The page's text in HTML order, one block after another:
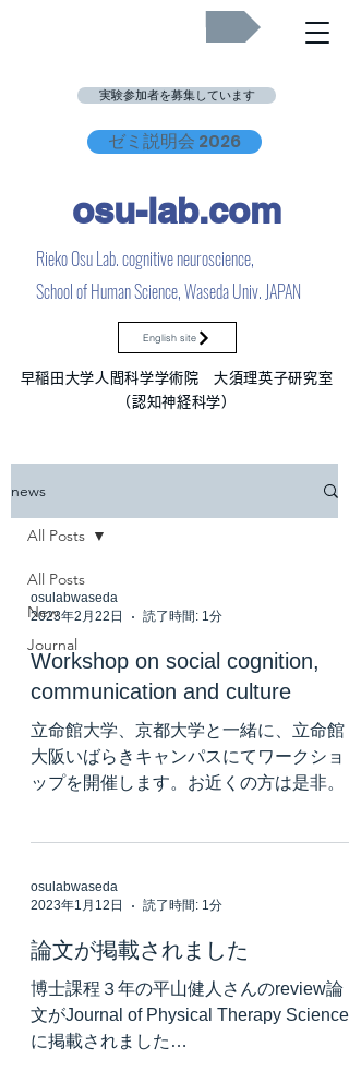
実験参加者を募集しています
osu-lab.com
Rieko Osu Lab. cognitive neuroscience,
School of Human Science, Waseda Univ. JAPAN
English site
早稲田大学人間科学学術院 大須理英子研究室
（認知神経科学）
ゼミ説明会 2026
news
All Posts
New
Journal
All Posts
osulabwaseda
2023年2月22日
読了時間: 1分
Workshop on social cognition,
communication and culture
立命館大学、京都大学と一緒に、立命館
大阪いばらきキャンパスにてワークショ
ップを開催します。お近くの方は是非。
osulabwaseda
2023年1月12日
読了時間: 1分
論文が掲載されました
博士課程３年の平山健人さんのreview論
文がJournal of Physical Therapy Science
に掲載されました